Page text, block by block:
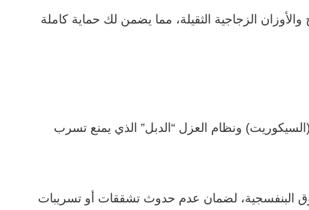
الزجاجية الثقيلة، مما يضمن لك حماية كاملة
(السيكوريت) ونظام العزل “الدبل” الذي يمنع تسرب
البنفسجية، لضمان عدم حدوث تشققات أو تسريبات